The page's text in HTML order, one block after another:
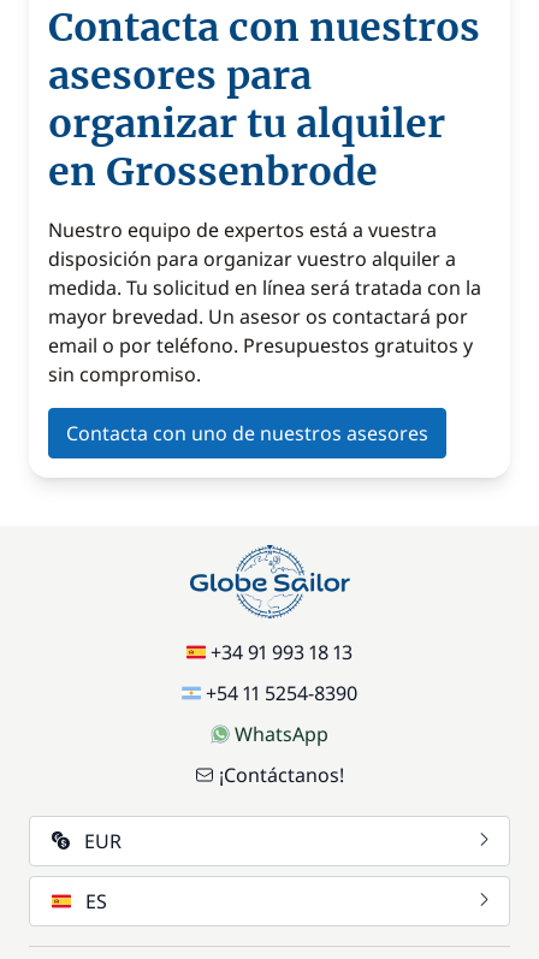
Contacta con nuestros
asesores para
organizar tu alquiler
en Grossenbrode
Nuestro equipo de expertos está a vuestra
disposición para organizar vuestro alquiler a
medida. Tu solicitud en línea será tratada con la
mayor brevedad. Un asesor os contactará por
email o por teléfono. Presupuestos gratuitos y
sin compromiso.
Contacta con uno de nuestros asesores
+34 91 993 18 13
+54 11 5254-8390
WhatsApp
¡Contáctanos!
EUR
ES